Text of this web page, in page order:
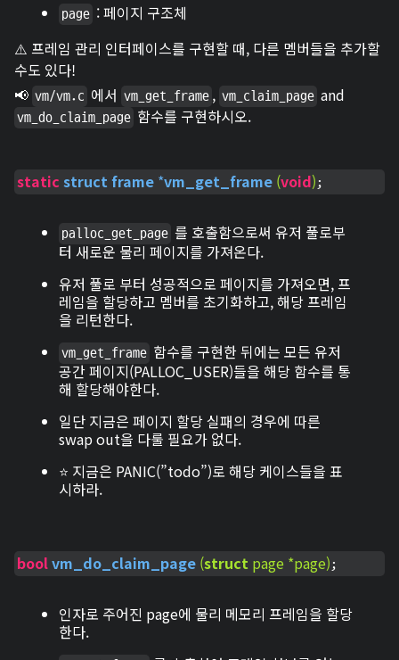
page : 페이지 구조체
⚠️ 프레임 관리 인터페이스를 구현할 때, 다른 멤버들을 추가할
수도 있다!
📢 vm/vm.c 에서 vm_get_frame , vm_claim_page and
vm_do_claim_page 함수를 구현하시오.
static struct frame *vm_get_frame (void) ;
palloc_get_page 를 호출함으로써 유저 풀로부
터 새로운 물리 페이지를 가져온다.
유저 풀로 부터 성공적으로 페이지를 가져오면, 프
레임을 할당하고 멤버를 초기화하고, 해당 프레임
을 리턴한다.
vm_get_frame 함수를 구현한 뒤에는 모든 유저
공간 페이지(PALLOC_USER)들을 해당 함수를 통
해 할당해야한다.
일단 지금은 페이지 할당 실패의 경우에 따른
swap out을 다룰 필요가 없다.
⭐ 지금은 PANIC(”todo”)로 해당 케이스들을 표
시하라.
boolvm_do_claim_page (struct page *page) ;
인자로 주어진 page에 물리 메모리 프레임을 할당
한다.